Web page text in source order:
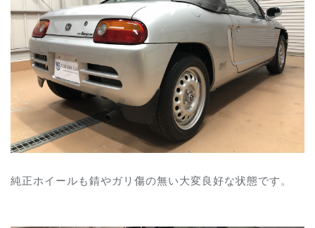
純正ホイールも錆やガリ傷の無い大変良好な状態です。